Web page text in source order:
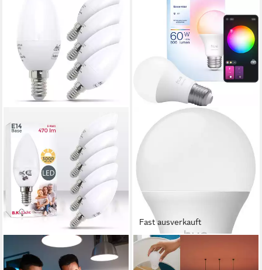
B.K.LICHT
LED-Leuchtmittel 50-LMF-
Fast ausverkauft
PHILIPS HUE
LED-Leuchtmittel Essential